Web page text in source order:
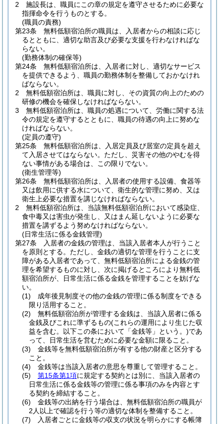
2
施設長は、職員にこの章の規定を遵守させるために必要な
指揮命令を行うものとする。
(職員の責務)
第23条
無料低額宿泊所の職員は、入居者からの相談に応じ
るとともに、適切な助言及び必要な支援を行わなければな
らない。
(勤務体制の確保等)
第24条
無料低額宿泊所は、入居者に対し、適切なサービス
を提供できるよう、職員の勤務体制を整備しておかなけれ
ばならない。
2
無料低額宿泊所は、職員に対し、その資質の向上のための
研修の機会を確保しなければならない。
3
無料低額宿泊所は、職員の処遇について、労働に関する法
令の規定を遵守するとともに、職員の待遇の向上に努めな
ければならない。
(定員の遵守)
第25条
無料低額宿泊所は、入居定員及び居室の定員を超え
て入居させてはならない。 ただし、災害その他のやむを得
ない事情がある場合は、この限りでない。
(衛生管理等)
第26条
無料低額宿泊所は、入居者の使用する設備、食器等
又は飲用に供する水について、衛生的な管理に努め、又は
衛生上必要な措置を講じなければならない。
2
無料低額宿泊所は、当該無料低額宿泊所において感染症、
食中毒又は害虫が発生し、又はまん延しないように必要な
措置を講ずるよう努めなければならない。
(日常生活に係る金銭管理)
第27条
入居者の金銭の管理は、当該入居者本人が行うこと
を原則とする。 ただし、金銭の適切な管理を行うことに支
障がある入居者であって、無料低額宿泊所による金銭の管
理を希望するものに対し、次に掲げるところにより無料低
額宿泊所が、日常生活に係る金銭を管理することを妨げな
い。
(1)
成年後見制度その他の金銭の管理に係る制度をできる
限り活用すること。
(2)
無料低額宿泊所が管理する金銭は、当該入居者に係る
金銭及びこれに準ずるもの(これらの運用により生じた収
益を含む。以下この条において「金銭等」という。)であ
って、日常生活を営むために必要な金額に限ること。
(3)
金銭等を無料低額宿泊所が有する他の財産と区分する
こと。
(4)
金銭等は当該入居者の意思を尊重して管理すること。
(5)
第15条第1項に規定する契約とは別に、当該入居者の
日常生活に係る金銭等の管理に係る事項のみを内容とす
る契約を締結すること。
(6)
金銭等の出納を行う場合は、無料低額宿泊所の職員が
2人以上で確認を行う等の適切な体制を整備すること。
(7)
入居者ごとに金銭等の収支の状況を明らかにする帳簿